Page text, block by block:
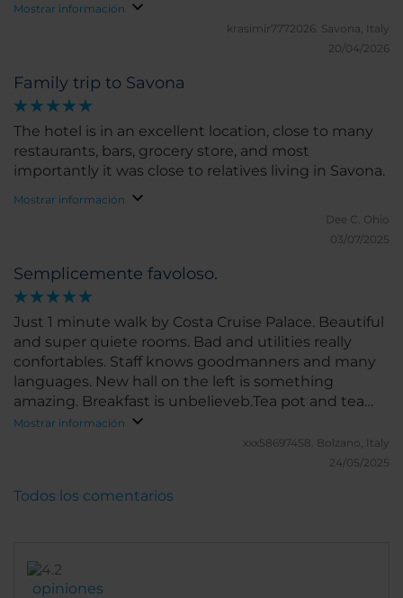
Mostrar información
krasimir7772026. Savona, Italy
20/04/2026
Family trip to Savona
The hotel is in an excellent location, close to many
restaurants, bars, grocery store, and most
importantly it was close to relatives living in Savona.
Mostrar información
Dee C. Ohio
03/07/2025
Semplicemente favoloso.
Just 1 minute walk by Costa Cruise Palace. Beautiful
and super quiete rooms. Bad and utilities really
confortables. Staff knows goodmanners and many
languages. New hall on the left is something
amazing. Breakfast is unbelieveb.Tea pot and tea
selections are GORGEOUS. I fell so good things
Mostrar información
xxx58697458. Bolzano, Italy
24/05/2025
opiniones
Todos los comentarios